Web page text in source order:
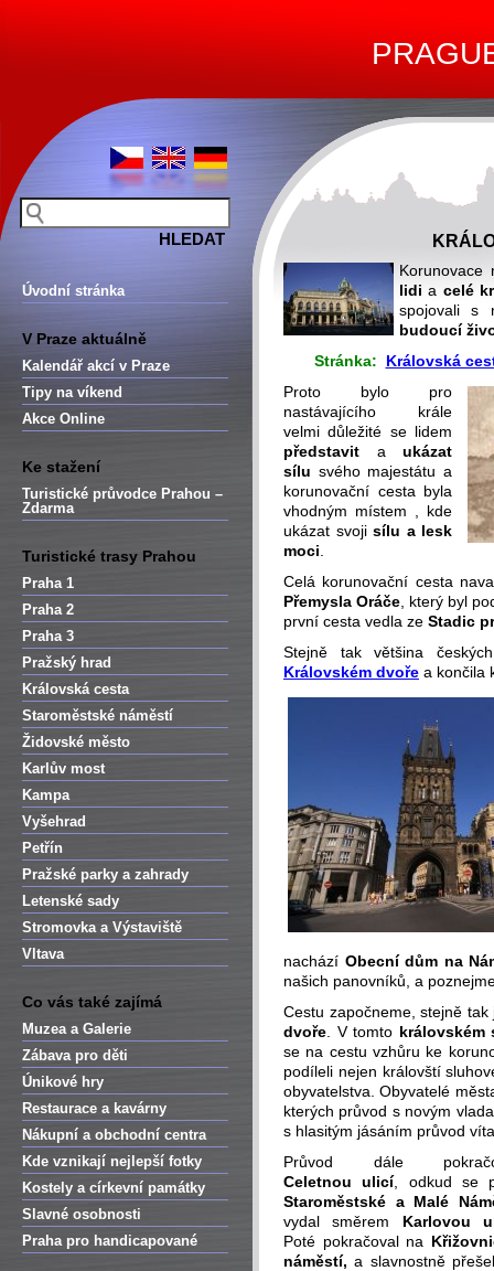
Úvodní stránka
V Praze aktuálně
Kalendář akcí v Praze
Tipy na víkend
Akce Online
Ke stažení
Turistické průvodce Prahou –
Zdarma
Turistické trasy Prahou
Praha 1
Praha 2
Praha 3
Pražský hrad
Královská cesta
Staroměstské náměstí
Židovské město
Karlův most
Kampa
Vyšehrad
Petřín
Pražské parky a zahrady
Letenské sady
Stromovka a Výstaviště
Vltava
Co vás také zajímá
Muzea a Galerie
Zábava pro děti
Únikové hry
Restaurace a kavárny
Nákupní a obchodní centra
Kde vznikají nejlepší fotky
Kostely a církevní památky
Slavné osobnosti
Praha pro handicapované
Korunovace
lidi a celé
spojovali s
budoucí
Stránka:
Královská
Proto bylo pro
nastávajícího krále
velmi důležité se lidem
představit a ukázat
sílu svého majestátu a
korunovační cesta byla
vhodným místem , kde
ukázat svoji sílu a lesk
moci
Celá korunovační cesta
Přemysla Oráče , který byl
první cesta vedla ze Stadic
Stejně tak většina
Královském dvoře a končila
nachází Obecní dům na
našich panovníků, a
Cestu započneme, stejně
dvoře . V tomto
se na cestu vzhůru ke
podíleli nejen královští
obyvatelstva. Obyvatelé
kterých průvod s novým
s hlasitým jásáním průvod
Průvod dále
Celetnou ulicí, odkud se
Staroměstské a Malé
vydal směrem Karlovou
Poté pokračoval na
náměstí, a slavnostně